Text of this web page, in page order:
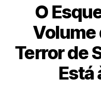
O
Volume
Terror de
Está